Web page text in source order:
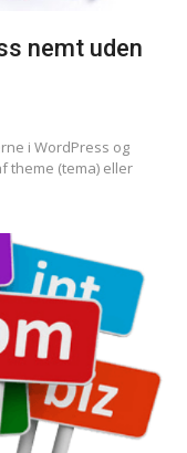
nemt uden
i WordPress og
theme (tema) eller